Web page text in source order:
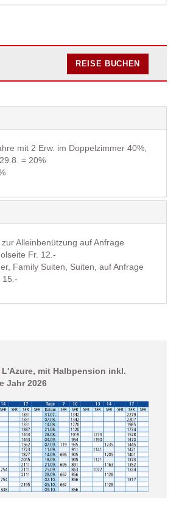
REISE BUCHEN
mit 2 Erw. im Doppelzimmer 40%,
= 20%
Alleinbenützung auf Anfrage
Fr. 12.-
Family Suiten, Suiten, auf Anfrage
15.-
mit Halbpension inkl.
Jahr 2026